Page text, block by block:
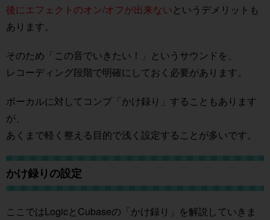
後にエフェクトのオン/オフが出来ないというデメリットも
あります。
そのため「この音でいきたい！」というサウンドを、
レコーディング段階で明確にしておく必要があります。
ボーカルに対してコンプ「かけ録り」することもあります
が、
あくまで軽く整える目的で浅く設定することが多いです。
かけ録りの設定
ここではLogicとCubaseの「かけ録り」を解説していきま